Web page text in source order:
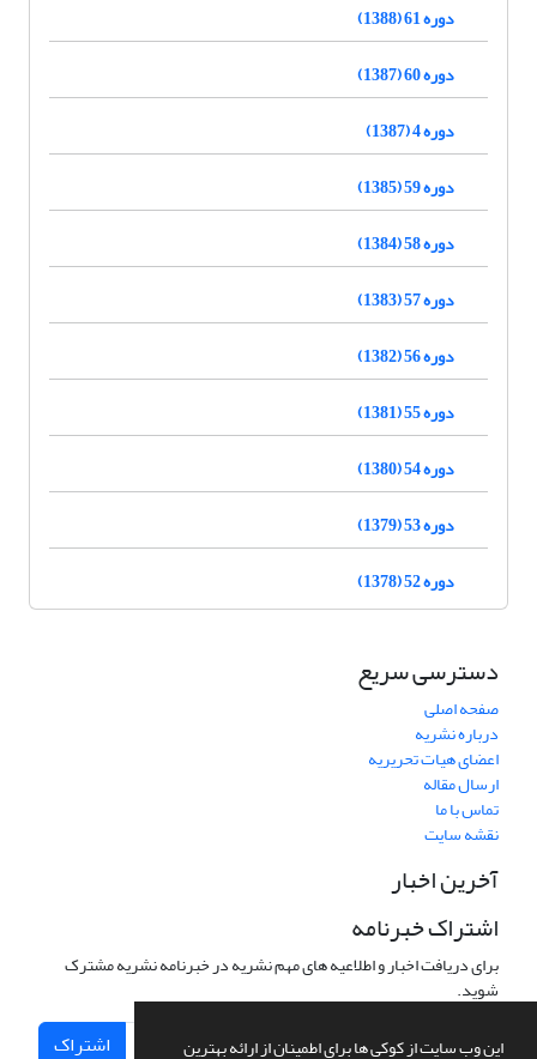
این وب سایت از کوکی ها برای اطمینان از ارائه بهترین
دوره 61 (1388)
دوره 60 (1387)
دوره 4 (1387)
دوره 59 (1385)
دوره 58 (1384)
دوره 57 (1383)
دوره 56 (1382)
دوره 55 (1381)
دوره 54 (1380)
دوره 53 (1379)
دوره 52 (1378)
دسترسی سریع
صفحه اصلی
درباره نشریه
اعضای هیات تحریریه
ارسال مقاله
تماس با ما
نقشه سایت
آخرین اخبار
اشتراک خبرنامه
برای دریافت اخبار و اطلاعیه های مهم نشریه در خبرنامه نشریه مشترک
شوید.
اشتراک